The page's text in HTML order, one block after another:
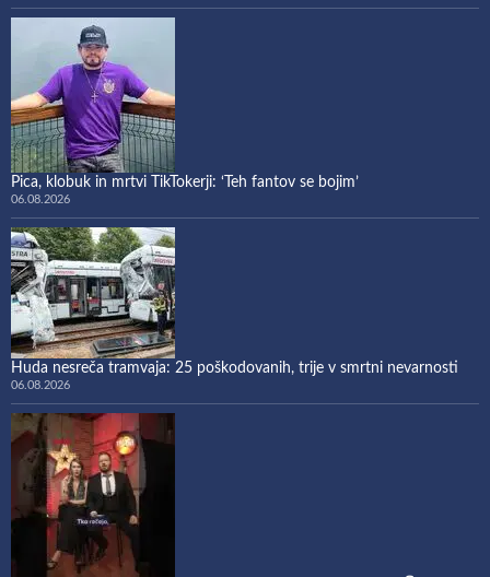
Pica, klobuk in mrtvi TikTokerji: ‘Teh fantov se bojim’
06.08.2026
Huda nesreča tramvaja: 25 poškodovanih, trije v smrtni nevarnosti
06.08.2026